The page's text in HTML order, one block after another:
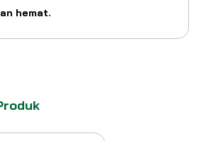
hemat.